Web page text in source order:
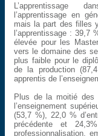
L’apprentissage
l’apprentissage en
mais la part des filles
l’apprentissage : 39,7
élevée pour les
vers le domaine des
plus faible pour le
de la production
apprentis de
Plus de la moitié des
l’enseignement
(53,7 %), 22,0 %
précédente et
professionnalisation,